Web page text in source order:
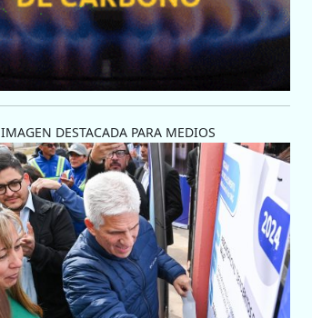
IMAGEN DESTACADA PARA MEDIOS